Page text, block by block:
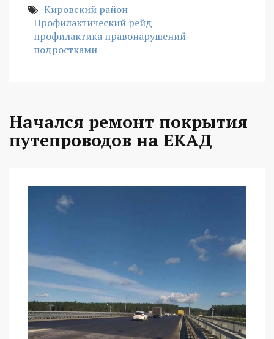
Кировский район
Профилактический рейд
профилактика правонарушений
подростками
Начался ремонт покрытия
путепроводов на ЕКАД